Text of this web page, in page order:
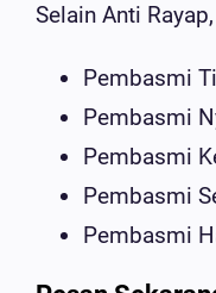
Selain Anti
Pembasmi
Pembasmi
Pembasmi
Pembasmi
Pembasmi